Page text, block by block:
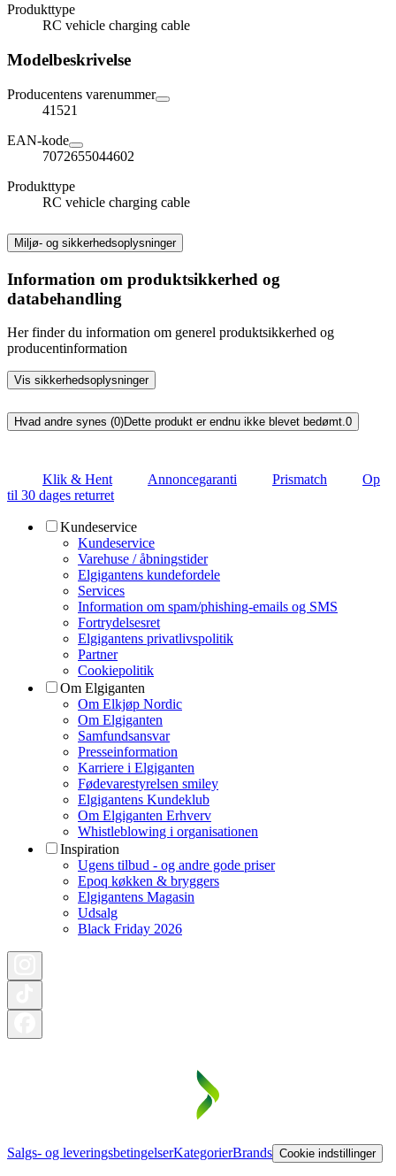
Produkttype
RC vehicle charging cable
Modelbeskrivelse
Producentens varenummer
41521
EAN-kode
7072655044602
Produkttype
RC vehicle charging cable
Miljø- og sikkerhedsoplysninger
Information om produktsikkerhed og
databehandling
Her finder du information om generel produktsikkerhed og
producentinformation
Vis sikkerhedsoplysninger
Hvad andre synes (0)Dette produkt er endnu ikke blevet bedømt.0
Klik & Hent Annoncegaranti Prismatch
Op
til 30 dages returret
Kundeservice
Kundeservice
Varehuse / åbningstider
Elgigantens kundefordele
Services
Information om spam/phishing-emails og SMS
Fortrydelsesret
Elgigantens privatlivspolitik
Partner
Cookiepolitik
Om Elgiganten
Om Elkjøp Nordic
Om Elgiganten
Samfundsansvar
Presseinformation
Karriere i Elgiganten
Fødevarestyrelsen smiley
Elgigantens Kundeklub
Om Elgiganten Erhverv
Whistleblowing i organisationen
Inspiration
Ugens tilbud - og andre gode priser
Epoq køkken & bryggers
Elgigantens Magasin
Udsalg
Black Friday 2026
Salgs- og leveringsbetingelserKategorierBrands Cookie indstillinger